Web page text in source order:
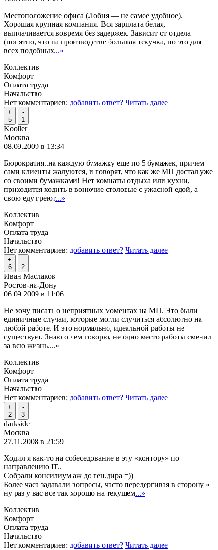
Местоположение офиса (Лобня — не самое удобное).
Хорошая крупная компания. Вся зарплата белая,
выплачивается вовремя без задержек. Зависит от отдела
(понятно, что на производстве большая текучка, но это для
всех подобных...»
Коллектив
Комфорт
Оплата труда
Начальство
Нет комментариев: добавить ответ? Читать далее
+
5
-
1
Kooller
Москва
08.09.2009 в 13:34
Бюрократия..на каждую бумажку еще по 5 бумажек, причем
сами клиенты жалуются, и говорят, что как же МП достал уже
со своими бумажками! Нет комнаты отдыха или кухни,
приходится ходить в вонючие столовые с ужасной едой, а
свою еду греют...»
Коллектив
Комфорт
Оплата труда
Начальство
Нет комментариев: добавить ответ? Читать далее
+
6
-
2
Иван Маслаков
Ростов-на-Дону
06.09.2009 в 11:06
Не хочу писать о неприятных моментах на МП. Это были
единичные случаи, которые могли случиться абсолютно на
любой работе. И это нормально, идеальной работы не
существует. Знаю о чем говорю, не одно место работы сменил
за всю жизнь....»
Коллектив
Комфорт
Оплата труда
Начальство
Нет комментариев: добавить ответ? Читать далее
+
2
-
3
darkside
Москва
27.11.2008 в 21:59
Ходил я как-то на собеседование в эту «контору» по
направлению IT..
Собрали консилиум аж до ген.дира =))
Более часа задавали вопросы, часто передергивая в сторону »
ну раз у вас все так хорошо на текущем...»
Коллектив
Комфорт
Оплата труда
Начальство
Нет комментариев: добавить ответ? Читать далее